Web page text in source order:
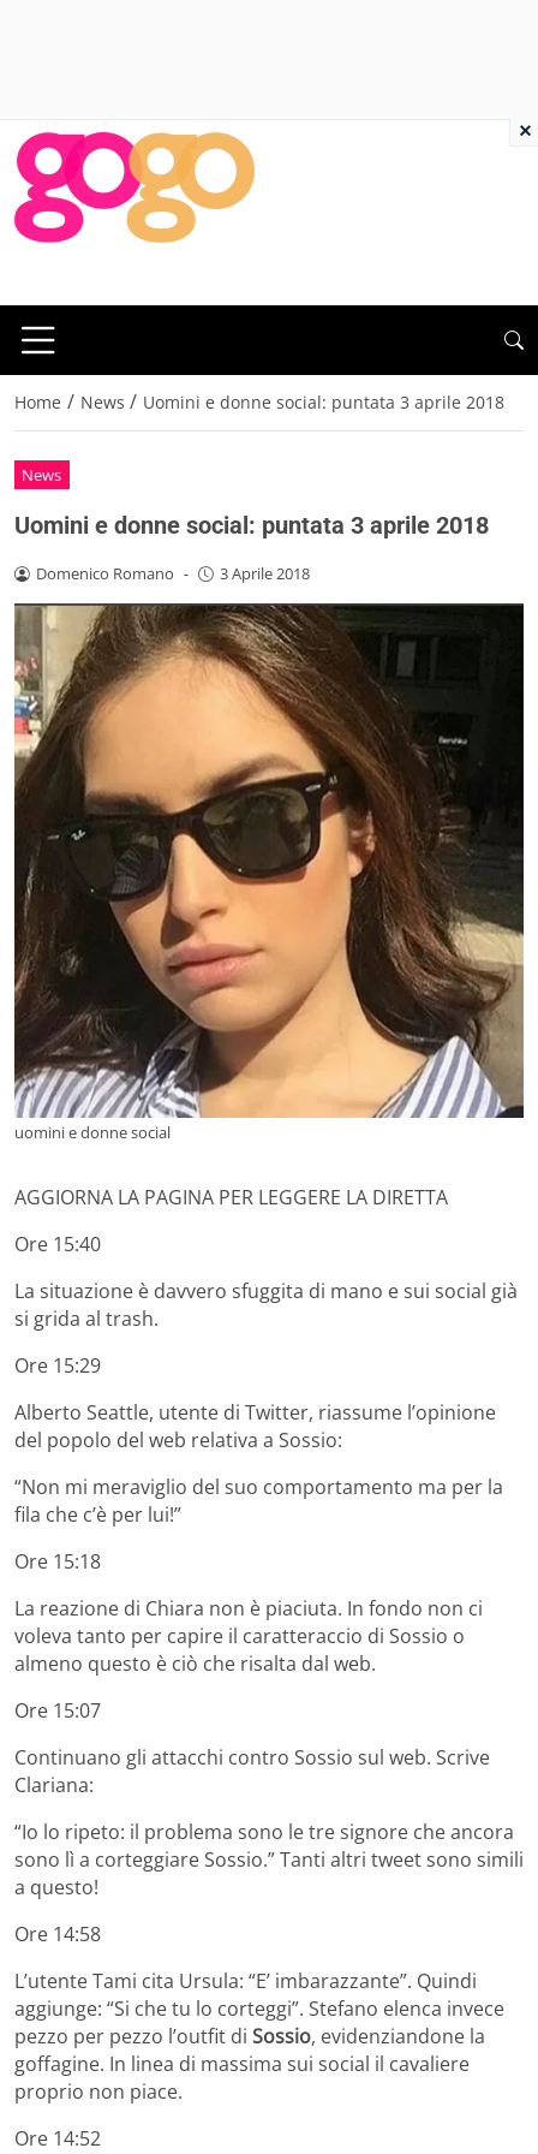
Home / News / Uomini e donne social: puntata 3 aprile 2018
News
Uomini e donne social: puntata 3 aprile 2018
Domenico Romano - 3 Aprile 2018
uomini e donne social
AGGIORNA LA PAGINA PER LEGGERE LA DIRETTA
Ore 15:40
La situazione è davvero sfuggita di mano e sui social già
si grida al trash.
Ore 15:29
Alberto Seattle, utente di Twitter, riassume l’opinione
del popolo del web relativa a Sossio:
“Non mi meraviglio del suo comportamento ma per la
fila che c’è per lui!”
Ore 15:18
La reazione di Chiara non è piaciuta. In fondo non ci
voleva tanto per capire il caratteraccio di Sossio o
almeno questo è ciò che risalta dal web.
Ore 15:07
Continuano gli attacchi contro Sossio sul web. Scrive
Clariana:
“Io lo ripeto: il problema sono le tre signore che ancora
sono lì a corteggiare Sossio.” Tanti altri tweet sono simili
a questo!
Ore 14:58
L’utente Tami cita Ursula: “E’ imbarazzante”. Quindi
aggiunge: “Si che tu lo corteggi”. Stefano elenca invece
pezzo per pezzo l’outfit di Sossio, evidenziandone la
goffagine. In linea di massima sui social il cavaliere
proprio non piace.
Ore 14:52
×